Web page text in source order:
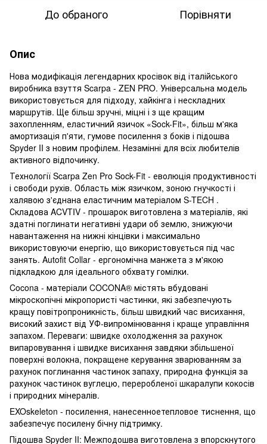
До обраного Порівняти
Опис
Нова модифікація легендарних кросівок від італійського
виробника взуття Scarpa - ZEN PRO. Універсальна модель
використовується для підходу, хайкінга і нескладних
маршрутів. Ще більш зручні, міцні і з ще кращим
захопленням, еластичний язичок «Sock-Fit», більш м'яка
амортизація п'яти, гумове посилення з боків і підошва
Spyder II з новим профілем. Незамінні для всіх любителів
активного відпочинку.
Технології Scarpa Zen Pro Sock-Fit - еволюція продуктивності
і свободи рухів. Область між язичком, зоною гнучкості і
халявою з'єднана еластичним матеріалом S-TECH .
Складова ACVTIV - прошарок виготовлена з матеріалів, які
здатні поглинати негативні удари об землю, знижуючи
навантаження на нижні кінцівки і максимально
використовуючи енергію, що використовується під час
занять. Autofit Collar - ергономічна манжета з м'якою
підкладкою для ідеального обхвату гомілки.
Cocona - матеріали COCONA® містять вбудовані
мікроскопічні мікропористі частинки, які забезпечують
кращу повітропроникність, більш швидкий час висихання,
високий захист від УФ-випромінювання і краще управління
запахом. Переваги: швидке охолодження за рахунок
випаровування і швидке висихання завдяки збільшеної
поверхні волокна, покращене керування зварюванням за
рахунок поглинання частинок запаху, природна функція за
рахунок частинок вуглецю, переробленої шкаралупи кокосів
і природних мінералів.
EXOskeleton - посилення, нанесенноетепловое тиснення, що
забезпечує посилену бічну підтримку.
Підошва Spyder II: Межподошва виготовлена з впорскнутого